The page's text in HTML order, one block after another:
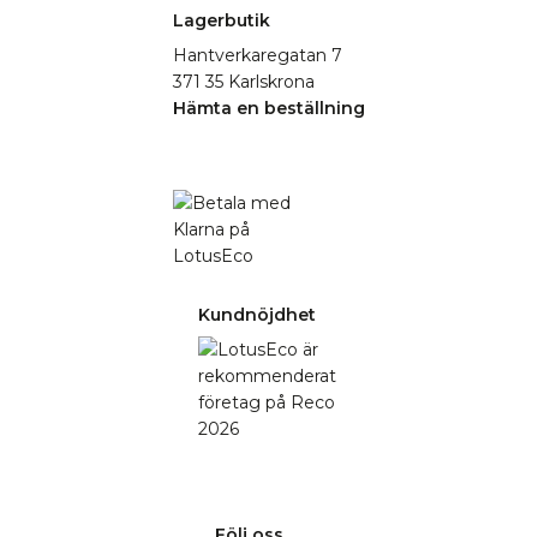
Lagerbutik
Hantverkaregatan 7
371 35 Karlskrona
Hämta en beställning
Kundnöjdhet